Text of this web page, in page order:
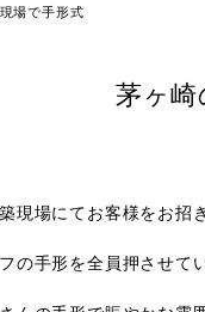
場で手形式
茅ヶ崎
現場にてお客様をお招
の手形を全員押させて